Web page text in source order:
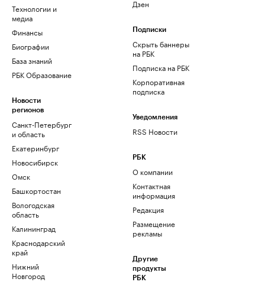
Технологии и
медиа
Финансы
Биографии
База знаний
РБК Образование
Новости
регионов
Санкт-Петербург
и область
Екатеринбург
Новосибирск
Омск
Башкортостан
Вологодская
область
Калининград
Краснодарский
край
Нижний
Новгород
Дзен
Подписки
Скрыть баннеры
на РБК
Подписка на РБК
Корпоративная
подписка
Уведомления
RSS Новости
РБК
О компании
Контактная
информация
Редакция
Размещение
рекламы
Другие
продукты
РБК